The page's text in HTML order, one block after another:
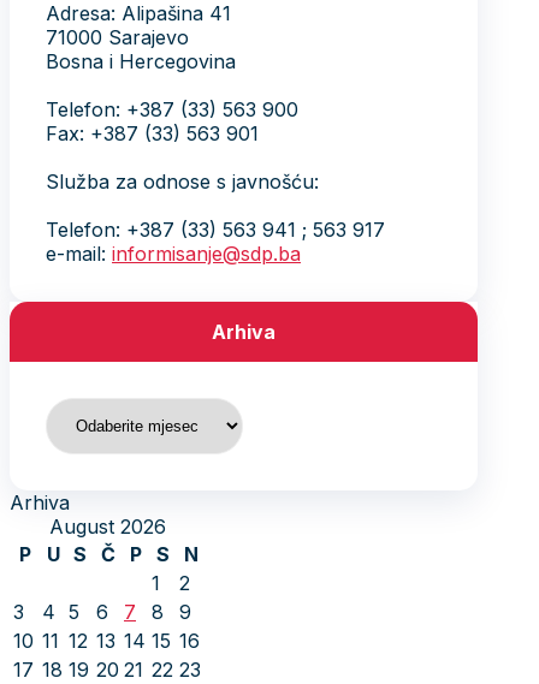
Adresa: Alipašina 41
71000 Sarajevo
Bosna i Hercegovina
Telefon: +387 (33) 563 900
Fax: +387 (33) 563 901
Služba za odnose s javnošću:
Telefon: +387 (33) 563 941 ; 563 917
e-mail: informisanje@sdp.ba
Arhiva
Arhiva
Arhiva
August 2026
P
U S Č P S
N
1
2
3
4 5 6 7 8
9
10 11 12 13 14 15 16
17 18 19 20 21 22 23